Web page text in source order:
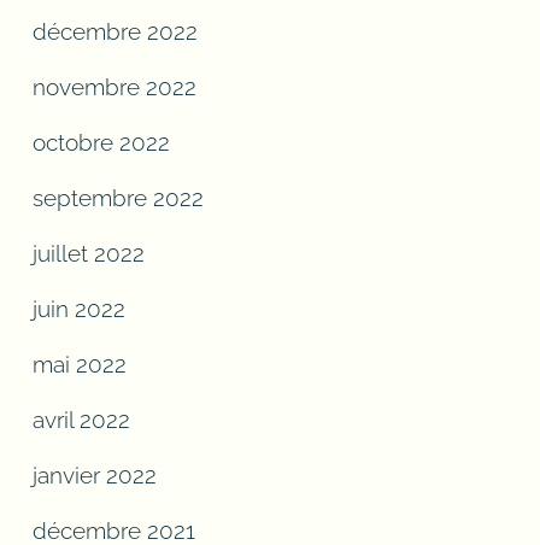
décembre 2022
novembre 2022
octobre 2022
septembre 2022
juillet 2022
juin 2022
mai 2022
avril 2022
janvier 2022
décembre 2021